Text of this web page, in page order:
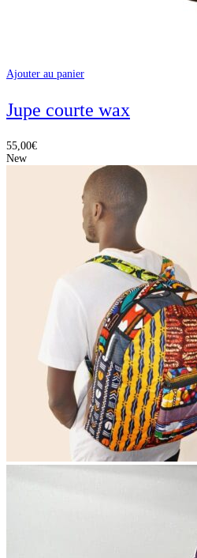
Ajouter au panier
Jupe courte wax
55,00€
New